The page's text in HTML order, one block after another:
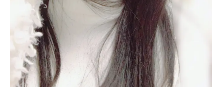
ゲッターズ飯田
MISS SEVENTEEN
ミスセブンティーンニュース
MAGAZINE
バックナンバー
INFORMATION
Seventeen
について